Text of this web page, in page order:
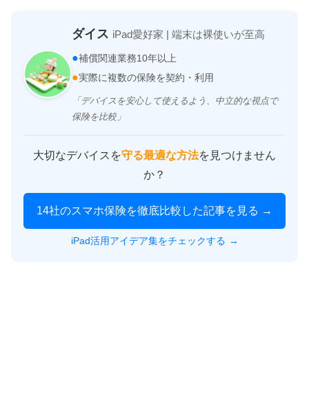
ダイス iPad愛好家 | 端末は裸使いが至高
●補償関連業務10年以上
●実際に複数の保険を契約・利用
「デバイスを安心して使えるよう、中立的な視点で
保険を比較」
大切なデバイスを守る最適な方法を見つけません
か？
14社のスマホ保険を徹底比較した記事を見る →
iPad活用アイデア集をチェックする →